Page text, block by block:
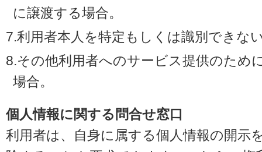
に譲渡する場合。
7.利用者本人を特定もしくは識別できな
8.その他利用者へのサービス提供のため
場合。
個人情報に関する問合せ窓口
利用者は、自身に属する個人情報の開示